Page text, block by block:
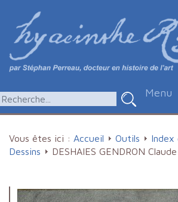
Menu
Vous êtes ici : Accueil Outils
Index
Dessins
DESHAIES GENDRON Claude